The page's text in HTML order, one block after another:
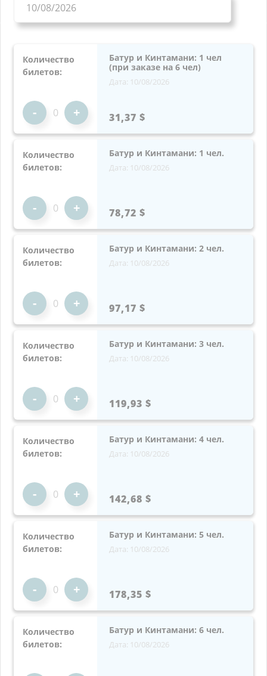
Батур и Кинтамани: 1 чел
(при заказе на 6 чел)
Дата: 10/08/2026
31,37 $
Количество
билетов:
- +
Батур и Кинтамани: 1 чел.
Дата: 10/08/2026
78,72 $
Количество
билетов:
- +
Батур и Кинтамани: 2 чел.
Дата: 10/08/2026
97,17 $
Количество
билетов:
- +
Батур и Кинтамани: 3 чел.
Дата: 10/08/2026
119,93 $
Количество
билетов:
- +
Батур и Кинтамани: 4 чел.
Дата: 10/08/2026
142,68 $
Количество
билетов:
- +
Батур и Кинтамани: 5 чел.
Дата: 10/08/2026
178,35 $
Количество
билетов:
- +
Батур и Кинтамани: 6 чел.
Дата: 10/08/2026
Количество
билетов: